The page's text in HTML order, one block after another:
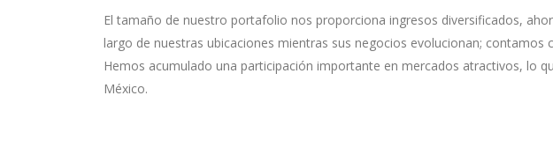
El tamaño de nuestro portafolio nos proporciona ingresos diversificados,
largo de nuestras ubicaciones mientras sus negocios evolucionan;
Hemos acumulado una participación importante en mercados atractivos, lo
México.